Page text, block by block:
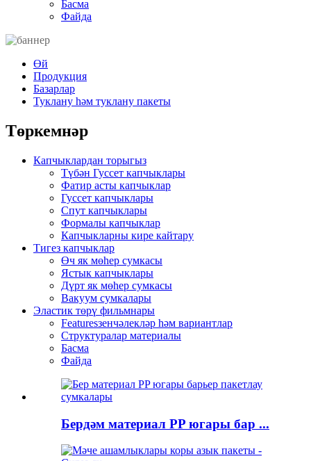
Басма
Файда
Өй
Продукция
Базарлар
Туклану һәм туклану пакеты
Төркемнәр
Капчыклардан торыгыз
Түбән Гуссет капчыклары
Фатир асты капчыклар
Гуссет капчыклары
Спут капчыклары
Формалы капчыклар
Капчыкларны кире кайтару
Тигез капчыклар
Өч як мөһер сумкасы
Ястык капчыклары
Дүрт як мөһер сумкасы
Вакуум сумкалары
Эластик төрү фильмнары
Featuresзенчәлекләр һәм вариантлар
Структуралар материалы
Басма
Файда
Бердәм материал PP югары бар ...